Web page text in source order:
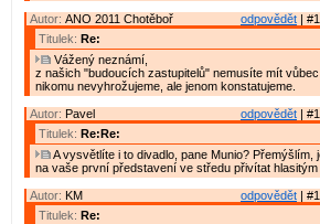
odpovědět |
Autor: ANO 2011 Chotěboř
Titulek: Re:
Vážený neznámí,
z našich "budoucích zastupitelů" nemusíte mít
nikomu nevyhrožujeme, ale jenom konstatujeme.
odpovědět |
Autor: Pavel
Titulek: Re:Re:
A vysvětlíte i to divadlo, pane Munio? Přemýšlím,
na vaše první představení ve středu přivítat
odpovědět |
Autor: KM
Titulek: Re: